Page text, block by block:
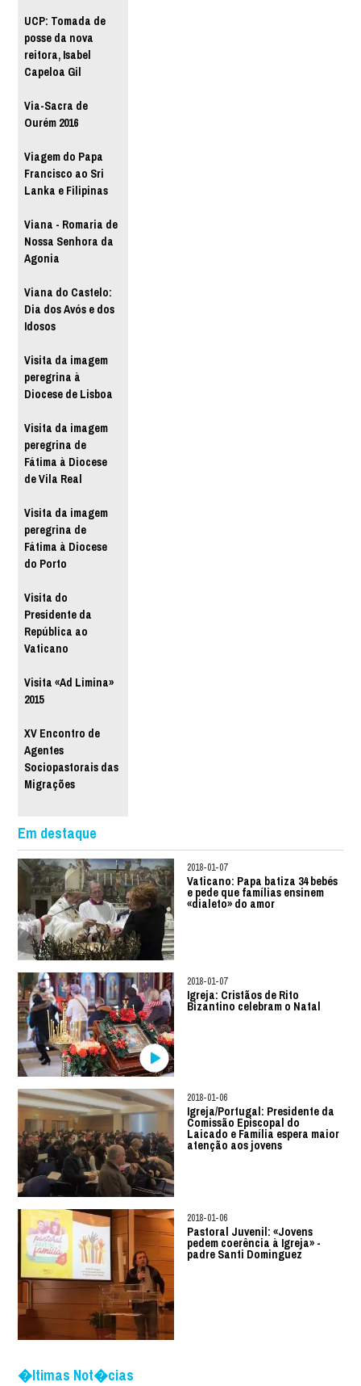
UCP: Tomada de
posse da nova
reitora, Isabel
Capeloa Gil
Via-Sacra de
Ourém 2016
Viagem do Papa
Francisco ao Sri
Lanka e Filipinas
Viana - Romaria de
Nossa Senhora da
Agonia
Viana do Castelo:
Dia dos Avós e dos
Idosos
Visita da imagem
peregrina à
Diocese de Lisboa
Visita da imagem
peregrina de
Fátima à Diocese
de Vila Real
Visita da imagem
peregrina de
Fátima à Diocese
do Porto
Visita do
Presidente da
República ao
Vaticano
Visita «Ad Limina»
2015
XV Encontro de
Agentes
Sociopastorais das
Migrações
Em destaque
2018-01-07
Vaticano: Papa batiza 34 bebés
e pede que famílias ensinem
«dialeto» do amor
2018-01-07
Igreja: Cristãos de Rito
Bizantino celebram o Natal
2018-01-06
Igreja/Portugal: Presidente da
Comissão Episcopal do
Laicado e Família espera maior
atenção aos jovens
2018-01-06
Pastoral Juvenil: «Jovens
pedem coerência à Igreja» -
padre Santi Dominguez
�ltimas Not�cias